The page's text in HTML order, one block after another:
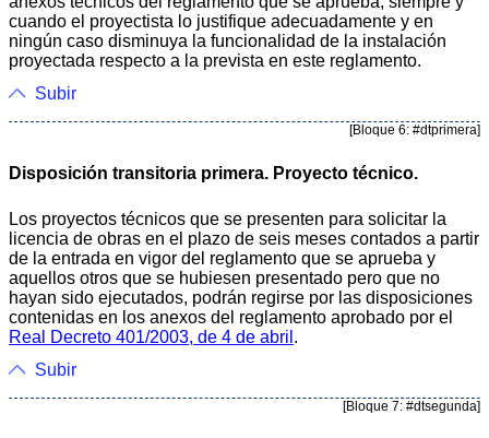
cuando el proyectista lo justifique adecuadamente y en
ningún caso disminuya la funcionalidad de la instalación
proyectada respecto a la prevista en este reglamento.
Subir
[Bloque 6: #dtprimera]
Disposición transitoria primera. Proyecto técnico.
Los proyectos técnicos que se presenten para solicitar la
licencia de obras en el plazo de seis meses contados a partir
de la entrada en vigor del reglamento que se aprueba y
aquellos otros que se hubiesen presentado pero que no
hayan sido ejecutados, podrán regirse por las disposiciones
contenidas en los anexos del reglamento aprobado por el
Real Decreto 401/2003, de 4 de abril .
Subir
[Bloque 7: #dtsegunda]